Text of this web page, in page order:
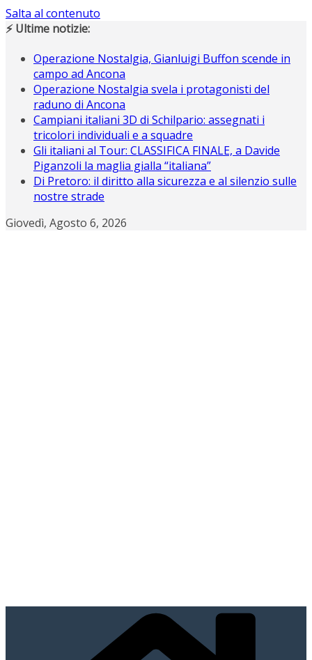
Salta al contenuto
⚡ Ultime notizie:
Operazione Nostalgia, Gianluigi Buffon scende in
campo ad Ancona
Operazione Nostalgia svela i protagonisti del
raduno di Ancona
Campiani italiani 3D di Schilpario: assegnati i
tricolori individuali e a squadre
Gli italiani al Tour: CLASSIFICA FINALE, a Davide
Piganzoli la maglia gialla “italiana”
Di Pretoro: il diritto alla sicurezza e al silenzio sulle
nostre strade
Giovedì, Agosto 6, 2026